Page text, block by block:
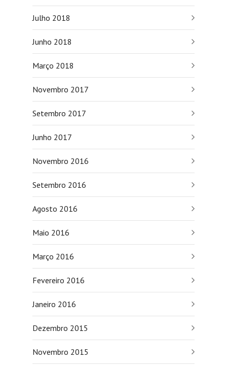
Julho 2018
Junho 2018
Março 2018
Novembro 2017
Setembro 2017
Junho 2017
Novembro 2016
Setembro 2016
Agosto 2016
Maio 2016
Março 2016
Fevereiro 2016
Janeiro 2016
Dezembro 2015
Novembro 2015